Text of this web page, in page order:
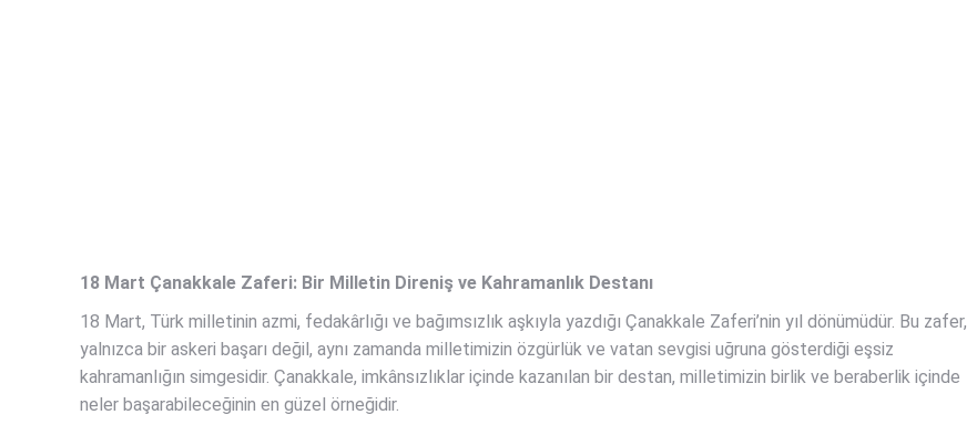
18 Mart Çanakkale Zaferi: Bir Milletin Direniş ve Kahramanlık Destanı
18 Mart, Türk milletinin azmi, fedakârlığı ve bağımsızlık aşkıyla yazdığı Çanakkale Zaferi’nin yıl dönümüdür. Bu zafer,
yalnızca bir askeri başarı değil, aynı zamanda milletimizin özgürlük ve vatan sevgisi uğruna gösterdiği eşsiz
kahramanlığın simgesidir. Çanakkale, imkânsızlıklar içinde kazanılan bir destan, milletimizin birlik ve beraberlik içinde
neler başarabileceğinin en güzel örneğidir.